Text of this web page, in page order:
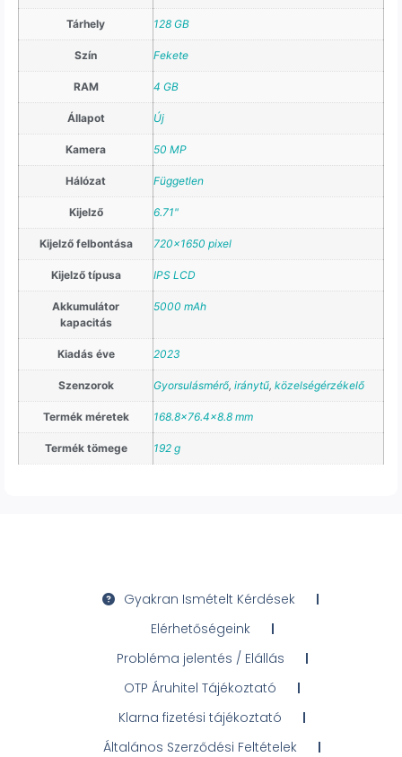
Tárhely 128 GB
Szín Fekete
RAM 4 GB
Állapot Új
Kamera 50 MP
Hálózat Független
Kijelző 6.71"
Kijelző felbontása 720×1650 pixel
Kijelző típusa IPS LCD
Akkumulátor
kapacitás
5000 mAh
Kiadás éve 2023
Szenzorok Gyorsulásmérő, iránytű, közelségérzékelő
Termék méretek 168.8×76.4×8.8 mm
Termék tömege 192 g
Gyakran Ismételt Kérdések
Elérhetőségeink
Probléma jelentés / Elállás
OTP Áruhitel Tájékoztató
Klarna fizetési tájékoztató
Általános Szerződési Feltételek